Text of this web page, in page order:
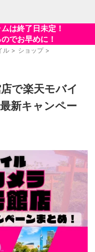
は終了日未定！
でお早めに！
ル > ショップ >
で楽天モバイ
新キャンペー